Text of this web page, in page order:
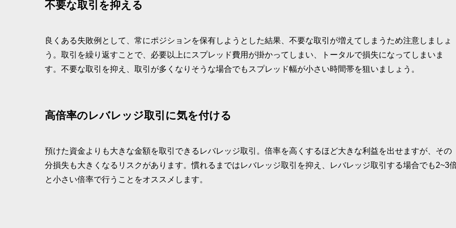
不要な取引を抑える
良くある失敗例として、常にポジションを保有しようとした結果、不要な取引が増えてしまうため注意しましょ
う。取引を繰り返すことで、必要以上にスプレッド費用が掛かってしまい、トータルで損失になってしまいま
す。不要な取引を抑え、取引が多くなりそうな場合でもスプレッド幅が小さい時間帯を狙いましょう。
高倍率のレバレッジ取引に気を付ける
預けた資金よりも大きな金額を取引できるレバレッジ取引。倍率を高くするほど大きな利益を出せますが、その
分損失も大きくなるリスクがあります。慣れるまではレバレッジ取引を抑え、レバレッジ取引する場合でも2~3
と小さい倍率で行うことをオススメします。